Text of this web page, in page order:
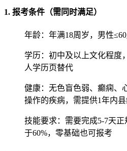
1. 报考条件（需同时满足）
年龄：年满‌18周岁‌，男性
学历：‌初中及以上‌文化程度
人学历页替代
健康：无色盲色弱、癫痫、
操作的疾病，需提供‌1年内
技能要求：需要完成5-7天
于60%，零基础也可报考